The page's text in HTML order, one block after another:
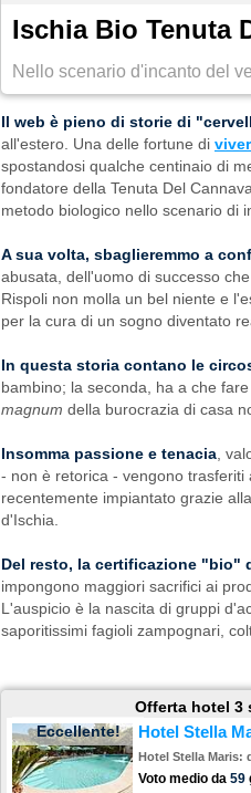
Ischia Bio Tenuta
Nello scenario d'incanto del
Il web è pieno di storie di
all'estero. Una delle fortune di
spostandosi qualche centinaio di
fondatore della Tenuta Del
metodo biologico nello scenario di
A sua volta, sbaglieremmo a
abusata, dell'uomo di successo
Rispoli non molla un bel niente e
per la cura di un sogno diventato
In questa storia contano le
bambino; la seconda, ha a che
magnum della burocrazia di casa
Insomma passione e tenacia ,
- non è retorica - vengono trasferiti
recentemente impiantato grazie
d'Ischia.
Del resto, la certificazione "bio"
impongono maggiori sacrifici ai
L'auspicio è la nascita di gruppi
saporitissimi fagioli zampognari,
Eccellente!
Offerta hotel 3
Hotel Stella
Hotel Stella Maris:
Voto medio da 59